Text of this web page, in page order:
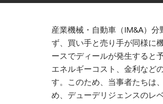
産業機械・自動車（IM&A）
ず、買い手と売り手が同様に
ースでディールが発生すると
エネルギーコスト、金利など
す。このため、当事者たちは
め、デューデリジェンスのレ